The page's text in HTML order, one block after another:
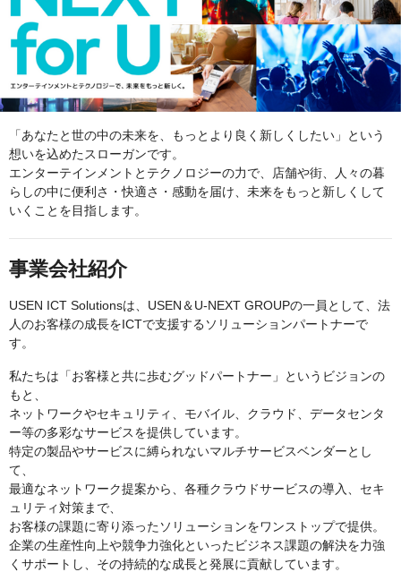
「あなたと世の中の未来を、もっとより良く新しくしたい」という
想いを込めたスローガンです。
エンターテインメントとテクノロジーの力で、店舗や街、人々の暮
らしの中に便利さ・快適さ・感動を届け、未来をもっと新しくして
いくことを目指します。
事業会社紹介
USEN ICT Solutionsは、USEN＆U-NEXT GROUPの一員として、法
人のお客様の成長をICTで支援するソリューションパートナーで
す。
私たちは「お客様と共に歩むグッドパートナー」というビジョンの
もと、
ネットワークやセキュリティ、モバイル、クラウド、データセンタ
ー等の多彩なサービスを提供しています。
特定の製品やサービスに縛られないマルチサービスベンダーとし
て、
最適なネットワーク提案から、各種クラウドサービスの導入、セキ
ュリティ対策まで、
お客様の課題に寄り添ったソリューションをワンストップで提供。
企業の生産性向上や競争力強化といったビジネス課題の解決を力強
くサポートし、その持続的な成長と発展に貢献しています。